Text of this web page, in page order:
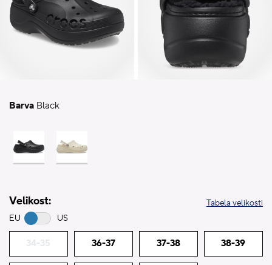
Barva Black
Velikost:
EU US
Tabela velikosti
34-35 36-37 37-38 38-39